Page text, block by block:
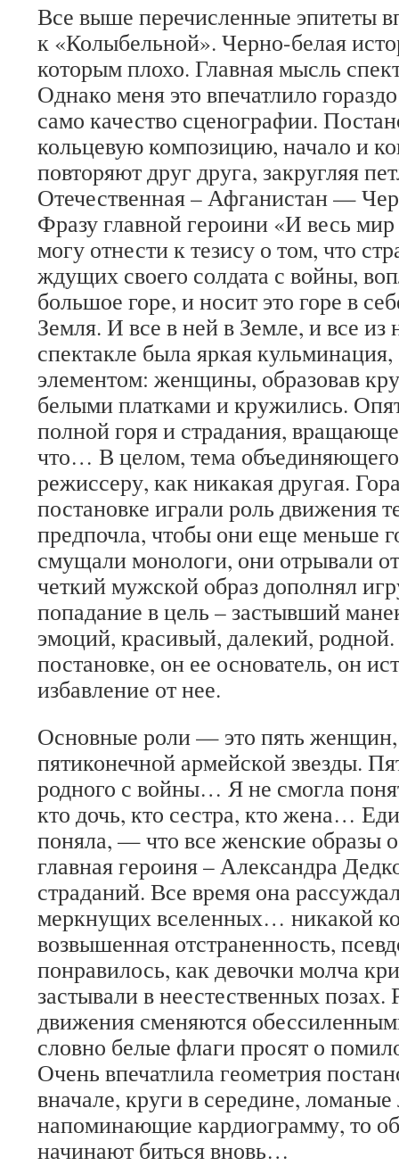
Все выше перечисленные эпитеты
к «Колыбельной». Черно-белая
которым плохо. Главная мысль
Однако меня это впечатлило
само качество сценографии.
кольцевую композицию, начало и
повторяют друг друга, закругляя
Отечественная – Афганистан —
Фразу главной героини «И весь
могу отнести к тезису о том, что
ждущих своего солдата с войны,
большое горе, и носит это горе в
Земля. И все в ней в Земле, и все из
спектакле была яркая
элементом: женщины, образовав
белыми платками и кружились.
полной горя и страдания,
что… В целом, тема объединяющего
режиссеру, как никакая другая.
постановке играли роль движения
предпочла, чтобы они еще меньше
смущали монологи, они отрывали
четкий мужской образ дополнял
попадание в цель – застывший
эмоций, красивый, далекий,
постановке, он ее основатель, он
избавление от нее.
Основные роли — это пять
пятиконечной армейской звезды.
родного с войны… Я не смогла
кто дочь, кто сестра, кто жена…
поняла, — что все женские образы
главная героиня – Александра
страданий. Все время она
меркнущих вселенных… никакой
возвышенная отстраненность,
понравилось, как девочки молча
застывали в неестественных
движения сменяются
словно белые флаги просят о
Очень впечатлила геометрия
вначале, круги в середине,
напоминающие кардиограмму, то
начинают биться вновь…